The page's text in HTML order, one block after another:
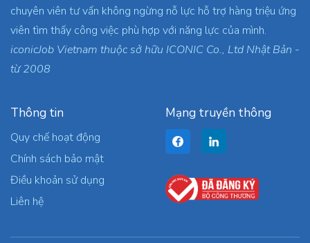
chuyên viên tư vấn không ngừng nỗ lực hỗ trợ hàng triệu ứng
viên tìm thấy công việc phù hợp với năng lực của mình.
iconicJob Vietnam thuộc sở hữu ICONIC Co., Ltd Nhật Bản -
từ 2008
Thông tin
Quy chế hoạt động
Chính sách bảo mật
Điều khoản sử dụng
Liên hệ
Mạng truyền thông